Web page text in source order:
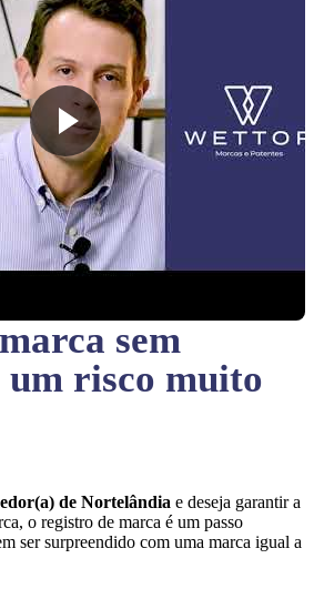
sem
um risco muito
de Nortelândia e deseja garantir a
o registro de marca é um passo
ser surpreendido com uma marca igual a